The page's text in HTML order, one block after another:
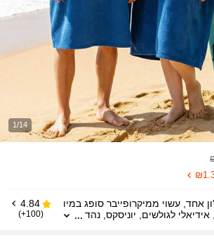
1/14
אחד, עשוי ממיקרופייבר סופג במיו
לגולשים, יוניסקס, נהד
4.84
(100+)